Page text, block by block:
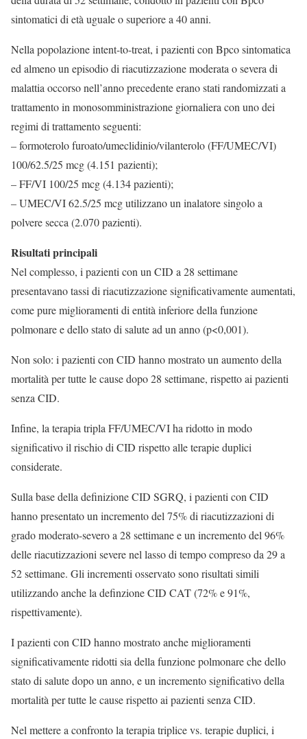
sintomatici di età uguale o superiore a 40 anni.
Nella popolazione intent-to-treat, i pazienti con Bpco sintomatica
ed almeno un episodio di riacutizzazione moderata o severa di
malattia occorso nell’anno precedente erano stati randomizzati a
trattamento in monosomministrazione giornaliera con uno dei
regimi di trattamento seguenti:
– formoterolo furoato/umeclidinio/vilanterolo (FF/UMEC/VI)
100/62.5/25 mcg (4.151 pazienti);
– FF/VI 100/25 mcg (4.134 pazienti);
– UMEC/VI 62.5/25 mcg utilizzano un inalatore singolo a
polvere secca (2.070 pazienti).
Risultati principali
Nel complesso, i pazienti con un CID a 28 settimane
presentavano tassi di riacutizzazione significativamente aumentati,
come pure miglioramenti di entità inferiore della funzione
polmonare e dello stato di salute ad un anno (p<0,001).
Non solo: i pazienti con CID hanno mostrato un aumento della
mortalità per tutte le cause dopo 28 settimane, rispetto ai pazienti
senza CID.
Infine, la terapia tripla FF/UMEC/VI ha ridotto in modo
significativo il rischio di CID rispetto alle terapie duplici
considerate.
Sulla base della definizione CID SGRQ, i pazienti con CID
hanno presentato un incremento del 75% di riacutizzazioni di
grado moderato-severo a 28 settimane e un incremento del 96%
delle riacutizzazioni severe nel lasso di tempo compreso da 29 a
52 settimane. Gli incrementi osservato sono risultati simili
utilizzando anche la definzione CID CAT (72% e 91%,
rispettivamente).
I pazienti con CID hanno mostrato anche miglioramenti
significativamente ridotti sia della funzione polmonare che dello
stato di salute dopo un anno, e un incremento significativo della
mortalità per tutte le cause rispetto ai pazienti senza CID.
Nel mettere a confronto la terapia triplice vs. terapie duplici, i